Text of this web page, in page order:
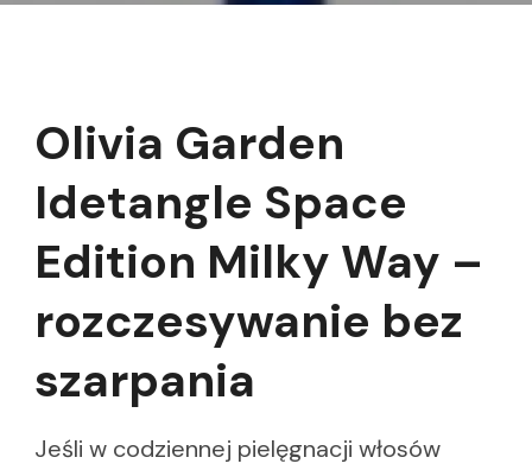
Olivia Garden
Idetangle Space
Edition Milky Way –
rozczesywanie bez
szarpania
Jeśli w codziennej pielęgnacji włosów